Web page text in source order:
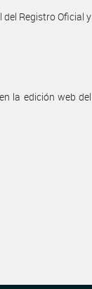
del Registro Oficial y
la edición web del